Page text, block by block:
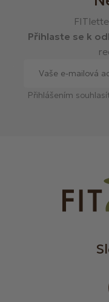
Přihlaste se k
Přihlášením